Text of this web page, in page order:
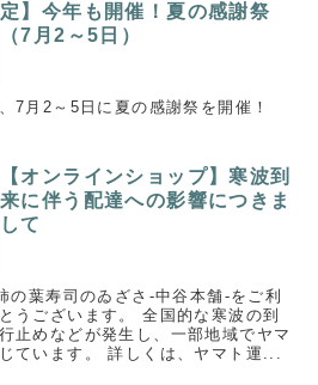
定】今年も開催！夏の感謝祭
（7月2～5日）
7月2～5日に夏の感謝祭を開催！
【オンラインショップ】寒波到
来に伴う配達への影響につきま
して
の葉寿司のゐざさ-中谷本舗-をご利
うございます。 全国的な寒波の到
止めなどが発生し、一部地域でヤマ
ています。 詳しくは、ヤマト運...